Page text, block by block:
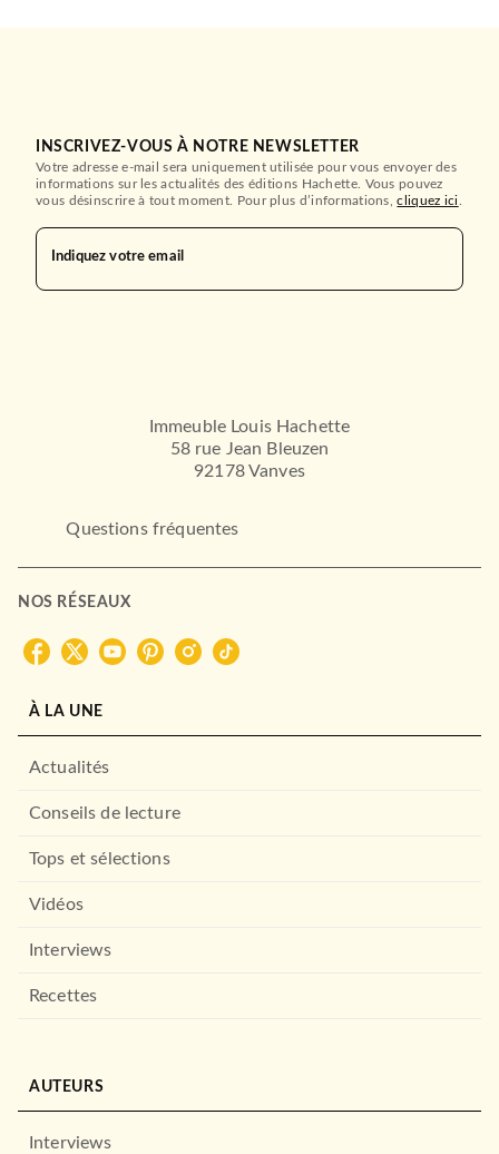
INSCRIVEZ-VOUS À NOTRE NEWSLETTER
Votre adresse e-mail sera uniquement utilisée pour vous envoyer des
informations sur les actualités des éditions Hachette. Vous pouvez
vous désinscrire à tout moment. Pour plus d’informations,cliquez ici
Indiquez votre email
Immeuble Louis Hachette
58 rue Jean Bleuzen
92178 Vanves
Questions fréquentes
NOS RÉSEAUX
À LA UNE
Actualités
Conseils de lecture
Tops et sélections
Vidéos
Interviews
Recettes
AUTEURS
Interviews